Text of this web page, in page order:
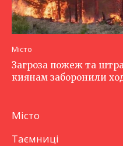
Місто
Загроза пожеж та
киянам заборонили
Місто
Таємниці